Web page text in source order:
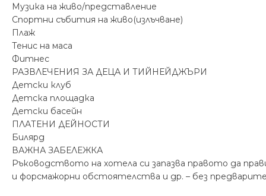
Музика на живо/представление
Спортни събития на живо(излъчване)
Плаж
Тенис на маса
Фитнес
РАЗВЛЕЧЕНИЯ ЗА ДЕЦА И ТИЙНЕЙДЖЪРИ
Детски клуб
Детска площадка
Детски басейн
ПЛАТЕНИ ДЕЙНОСТИ
Билярд
ВАЖНА ЗАБЕЛЕЖКА
Ръководството на хотела си запазва правото да
и форсмажорни обстоятелства и др. – без